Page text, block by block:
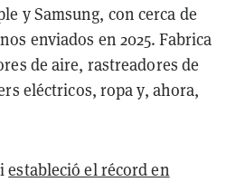
y Samsung, con cerca de
enviados en 2025. Fabrica
de aire, rastreadores de
eléctricos, ropa y, ahora,
estableció el récord en